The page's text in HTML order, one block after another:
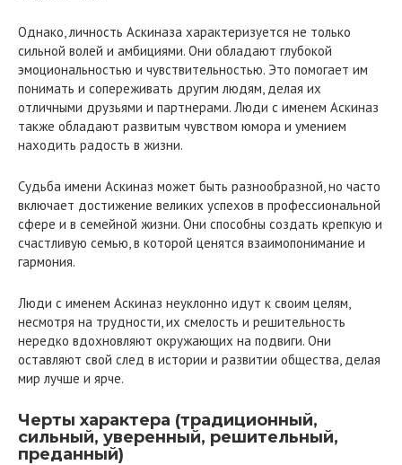
Однако, личность Аскиназа характеризуется не только
сильной волей и амбициями. Они обладают глубокой
эмоциональностью и чувствительностью. Это помогает им
понимать и сопереживать другим людям, делая их
отличными друзьями и партнерами. Люди с именем Аскиназ
также обладают развитым чувством юмора и умением
находить радость в жизни.
Судьба имени Аскиназ может быть разнообразной, но часто
включает достижение великих успехов в профессиональной
сфере и в семейной жизни. Они способны создать крепкую и
счастливую семью, в которой ценятся взаимопонимание и
гармония.
Люди с именем Аскиназ неуклонно идут к своим целям,
несмотря на трудности, их смелость и решительность
нередко вдохновляют окружающих на подвиги. Они
оставляют свой след в истории и развитии общества, делая
мир лучше и ярче.
Черты характера (традиционный,
сильный, уверенный, решительный,
преданный)